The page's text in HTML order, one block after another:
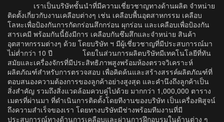
เราเป็นบริษัทชั้นนำที่มีความเชี่ยวชาญทางด้านผลิต จำหน่าย
ติดตั้งเกี่ยวกับงานเคลือบต่างๆ เช่น เคลือบพื้นอุตสาหกรรม เคลือบ
โลหะเพื่อป้องกันการกัดกร่อนสึกกร่อน ผุกร่อน และเคลือบเพื่อป้องกัน
สารเคมี พร้อมกันนี้ยังมีการ เคลือบกันซึมสึกและจำหน่าย สินค้า
อุตสาหกรรมต่างๆ ด้วย โดยบริษัท ฯ มีผู้เชี่ยวชาญที่มีประสบการณ์มา
ไม่ต่ำกว่า 10 ปี โดยในส่วนการผลิตบริษัทมีเทคโนโลยีที่ทัน
สมัยและเครื่องจักรที่มีประสิทธิภาพสูงพร้อมห้องตรวจวิเคราะห์
ผลิตภัณฑ์สำหรับการตรวจสอบ เพื่อคิดค้นและสร้างสรรค์ผลิตภัณฑ์ที่
ตอบสนองความต้องการของลูกค้าอย่างสูงสุด และคำนึงถึงลูกค้าเป็น
สิ่งสำคัญ รวมถึงสิ่งแวดล้อมควบคู่ไปด้วย มากกว่า 1,000,000 ตาราง
เมตรที่ผ่านมา ที่ดำเนินการติดตั้งโดยทีงานของบริษัท เป็นเครื่องพิสูจน์
ถึงความสำเร็จของเรา โดยทางบริษัทมีช่างพร้อมทีมงานที่มี
ประสบการณ์ทางด้านการเคลือบและผ่านการฝึกอบรมในด้านต่าง ๆ